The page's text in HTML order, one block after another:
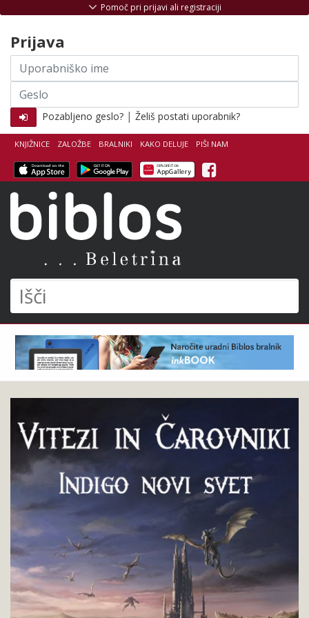
Išči
KNJIŽNICE ZALOŽBE BRALNIKI KAKO DELUJE PIŠI NAM
Facebook
Pomoč pri prijavi ali registraciji
Prijava
Uporabniško
ime
Geslo
Pozabljeno geslo? | Želiš postati uporabnik?
Bojan
Ekselenski
Vitezi
in
Čarovniki:
Indigo
novi
svet
v
knjigo